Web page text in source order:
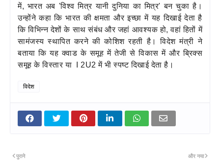
में, भारत अब 'विश्व मित्र यानी दुनिया का मित्र' बन चुका है।
उन्होंने कहा कि भारत की क्षमता और इच्छा में यह दिखाई देता है
कि विभिन्न देशों के साथ संबंध और जहां आवश्यक हो, वहां हितों में
सामंजस्य स्थापित करने की कोशिश रहती है। विदेश मंत्री ने
बताया कि यह क्वाड के समूह में तेजी से विकास में और ब्रिक्स
समूह के विस्तार या I 2U2 में भी स्पष्ट दिखाई देता है।
विदेश
और नया
पुराने